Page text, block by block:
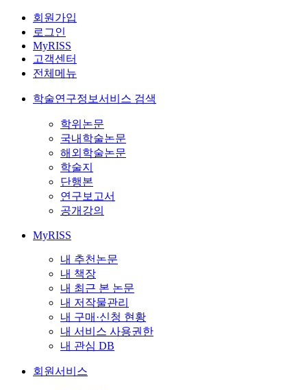
회원가입
로그인
MyRISS
고객센터
전체메뉴
학술연구정보서비스 검색
학위논문
국내학술논문
해외학술논문
학술지
단행본
연구보고서
공개강의
MyRISS
내 추천논문
내 책장
내 최근 본 논문
내 저작물관리
내 구매·신청 현황
내 서비스 사용권한
내 관심 DB
회원서비스